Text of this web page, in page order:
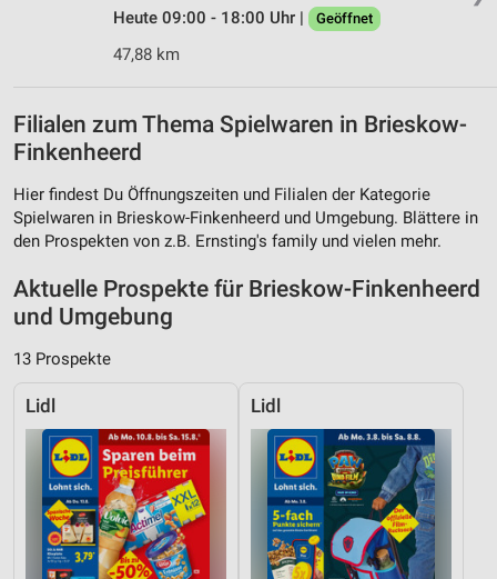
Heute 09:00 - 18:00 Uhr |
Geöffnet
47,88 km
Filialen zum Thema Spielwaren in Brieskow-
Finkenheerd
Hier findest Du Öffnungszeiten und Filialen der Kategorie
Spielwaren in Brieskow-Finkenheerd und Umgebung. Blättere in
den Prospekten von z.B. Ernsting's family und vielen mehr.
Aktuelle Prospekte für Brieskow-Finkenheerd
und Umgebung
13 Prospekte
Lidl Lidl